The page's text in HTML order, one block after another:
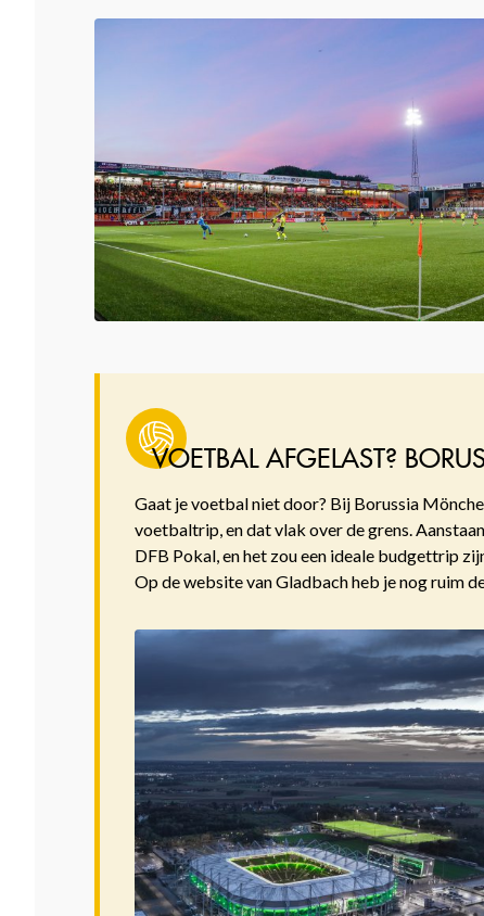
VOETBAL AFGELAST?
Gaat je voetbal niet door? Bij Borussia
voetbaltrip, en dat vlak over de grens.
DFB Pokal, en het zou een ideale budgettrip
Op de website van Gladbach heb je nog ruim